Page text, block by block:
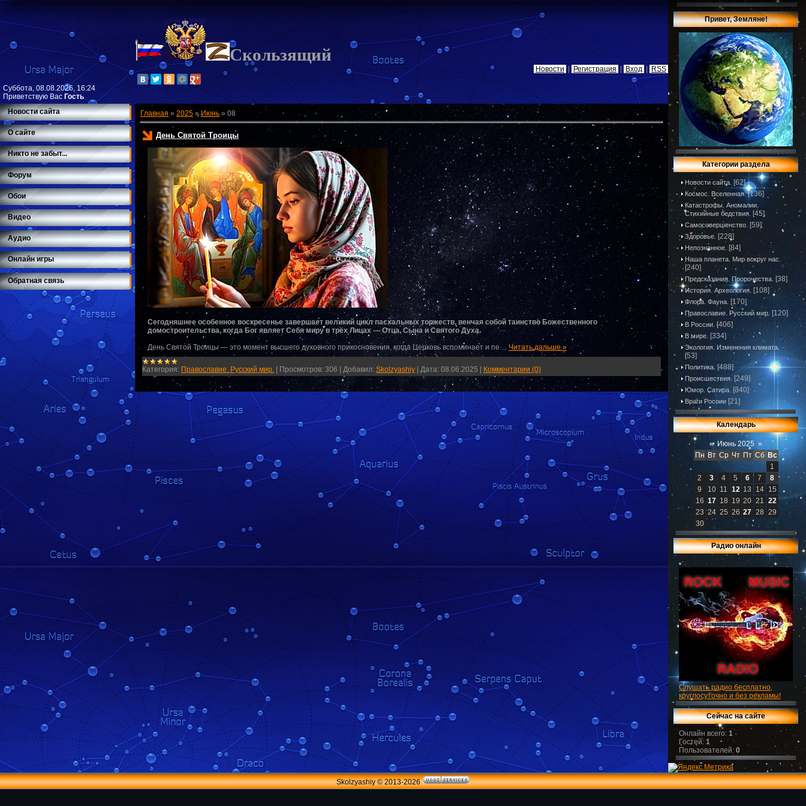
Суббота, 08.08.2026, 16:24
Приветствую Вас Гость
Скользящий
Новости | Регистрация | Вход RSS
Новости сайта
О сайте
Никто не забыт...
Форум
Обои
Видео
Аудио
Онлайн игры
Обратная связь
Главная » 2025 » Июнь » 08
День Святой Троицы
Сегодняшнее особенное воскресенье завершает великий цикл пасхальных торжеств, венчая собой таинство Божественного
домостроительства, когда Бог являет Себя миру в трёх Лицах — Отца, Сына и Святого Духа.
​​​​​​​День Святой Троицы — это момент высшего духовного прикосновения, когда Церковь вспоминает и пе ... Читать дальше »
Категория: Православие. Русский мир. Просмотров: 306 Добавил: Skolzyashiy Дата: 08.06.2025 Комментарии (0)
Привет, Земляне!
Категории раздела
Новости сайта. [62]
Космос. Вселенная. [136]
Катастрофы. Аномалии.
Стихийные бедствия.
[45]
Самосовершенство. [59]
Здоровье. [228]
Непознанное. [84]
Наша планета. Мир вокруг нас.
[240]
Предсказания. Пророчества. [38]
История. Археология. [108]
Флора. Фауна. [170]
Православие. Русский мир. [120]
В России. [406]
В мире. [334]
Экология. Изменения климата.
[53]
Политика. [488]
Происшествия. [249]
Юмор. Сатира. [340]
Враги России [21]
Календарь
« Июнь 2025 »
Пн Вт Ср Чт Пт Сб Вс
1
2
3 4 5 6 7
8
9
10 11 12 13 14
15
16 17 18 19 20 21 22
23 24 25 26 27 28 29
30
Радио онлайн
Слушать радио бесплатно,
круглосуточно и без рекламы!
Сейчас на сайте
Онлайн всего: 1
Гостей: 1
Пользователей: 0
Skolzyashiy © 2013-2026